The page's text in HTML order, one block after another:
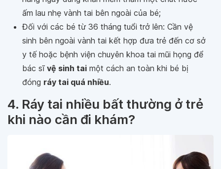
ấm lau nhẹ vành tai bên ngoài của bé;
Đối với các bé từ 36 tháng tuổi trở lên: Cần vệ
sinh bên ngoài vành tai kết hợp đưa trẻ đến cơ sở
y tế hoặc bệnh viện chuyên khoa tai mũi họng để
bác sĩ vệ sinh tai một cách an toàn khi bé bị
đóng ráy tai quá nhiều.
4. Ráy tai nhiều bất thường ở trẻ
khi nào cần đi khám?